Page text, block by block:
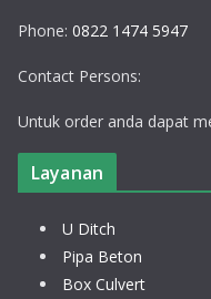
Phone: 0822 1474 5947
Contact Persons:
Untuk order anda dapat
Layanan
U Ditch
Pipa Beton
Box Culvert